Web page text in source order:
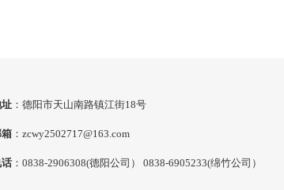
：德阳市天山南路镇江街18号
：zcwy2502717@163.com
话 ：0838-2906308(德阳公司） 0838-6905233(绵竹公司）